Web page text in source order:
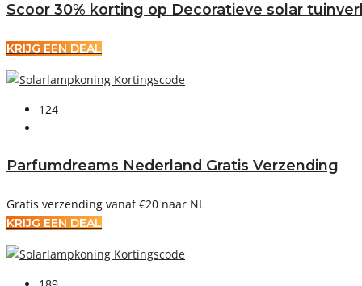
Scoor 30% korting op Decoratieve solar
KRIJG EEN DEAL
124
Parfumdreams Nederland Gratis Verzending
Gratis verzending vanaf €20 naar NL
KRIJG EEN DEAL